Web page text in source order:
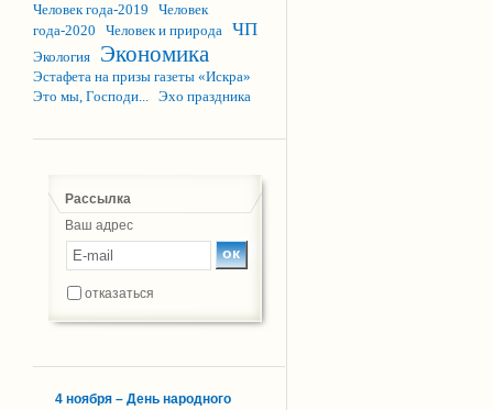
Человек года-2019
Человек
года-2020
Человек и природа ЧП
Экология Экономика
Эстафета на призы газеты «Искра»
Это мы, Господи... Эхо праздника
Рассылка
Ваш адрес
отказаться
4 ноября – День народного